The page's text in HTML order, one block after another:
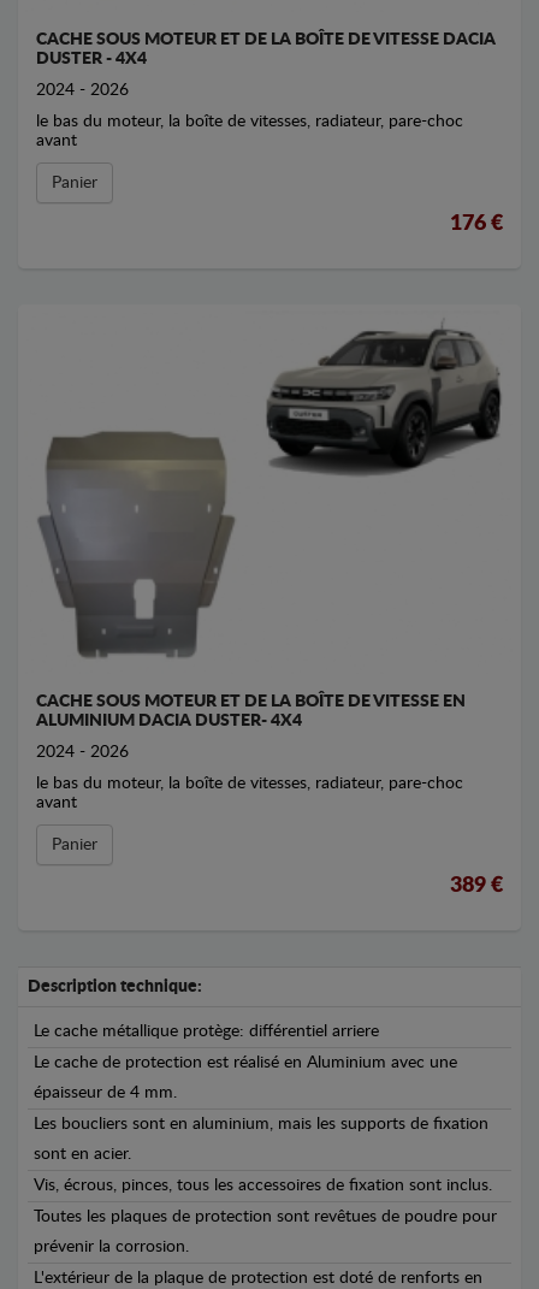
CACHE SOUS MOTEUR ET DE LA BOÎTE DE VITESSE DACIA
DUSTER - 4X4
2024 - 2026
le bas du moteur, la boîte de vitesses, radiateur, pare-choc
avant
Panier
176 €
CACHE SOUS MOTEUR ET DE LA BOÎTE DE VITESSE EN
ALUMINIUM DACIA DUSTER- 4X4
2024 - 2026
le bas du moteur, la boîte de vitesses, radiateur, pare-choc
avant
Panier
389 €
Description technique:
Le cache métallique protège: différentiel arriere
Le cache de protection est réalisé en Aluminium avec une
épaisseur de 4 mm.
Les boucliers sont en aluminium, mais les supports de fixation
sont en acier.
Vis, écrous, pinces, tous les accessoires de fixation sont inclus.
Toutes les plaques de protection sont revêtues de poudre pour
prévenir la corrosion.
L'extérieur de la plaque de protection est doté de renforts en